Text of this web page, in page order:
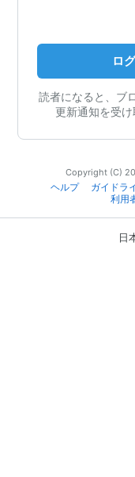
ロ
読者になると、ブ
更新通知を受け
Copyright (C)
ヘルプ
ガイドラ
利用
日